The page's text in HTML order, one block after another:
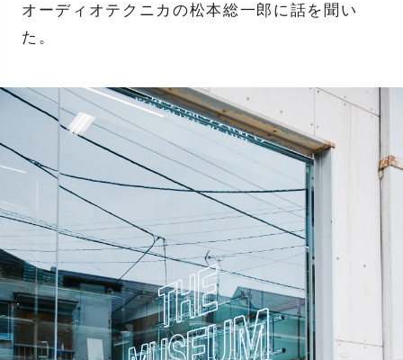
オーディオテクニカの松本総一郎に話を聞い
た。